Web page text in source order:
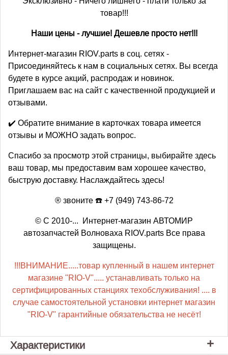
товар!!!
Наши цены - лучшие! Дешевле просто нет!!!
Интернет-магазин RIOV.parts в соц. сетях -
Присоединяйтесь к нам в социальных сетях. Вы всегда
будете в курсе акций, распродаж и новинок.
Приглашаем вас на сайт с качественной продукцией и
отзывами.
✔️ Обратите внимание в карточках товара имеется
отзывы и МОЖНО задать вопрос.
Спасибо за просмотр этой страницы, выбирайте здесь
ваш товар, мы предоставим вам хорошее качество,
быструю доставку. Наслаждайтесь здесь!
® звоните ☎️ +7 (949) 743-86-72
© С 2010-... Интернет-магазин АВТОМИР
автозапчастей Волноваха RIOV.parts Все права
защищены.
!!!ВНИМАНИЕ.....товар купленный в нашем интернет
магазине "RIO-V"..... устанавливать только на
сертифицированных станциях техобслуживания! .... в
случае самостоятельной установки интернет магазин
"RIO-V" гарантийные обязательства не несёт!
Характеристики